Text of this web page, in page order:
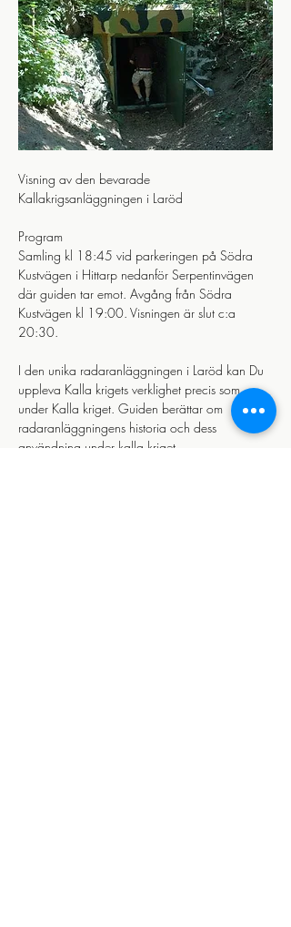
Visning av den bevarade
Kallakrigsanläggningen i Laröd
Program
Samling kl 18:45 vid parkeringen på Södra
Kustvägen i Hittarp nedanför Serpentinvägen
där guiden tar emot. Avgång från Södra
Kustvägen kl 19:00. Visningen är slut c:a
20:30.
I den unika radaranläggningen i Laröd kan Du
uppleva Kalla krigets verklighet precis som
under Kalla kriget. Guiden berättar om
radaranläggningens historia och dess
användning under kalla kriget.